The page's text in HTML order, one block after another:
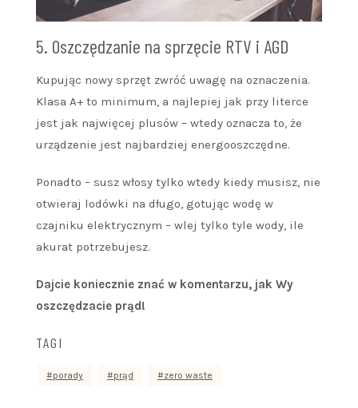
5. Oszczędzanie na sprzęcie RTV i AGD
Kupując nowy sprzęt zwróć uwagę na oznaczenia.
Klasa A+ to minimum, a najlepiej jak przy literce
jest jak najwięcej plusów – wtedy oznacza to, że
urządzenie jest najbardziej energooszczędne.
Ponadto – susz włosy tylko wtedy kiedy musisz, nie
otwieraj lodówki na długo, gotując wodę w
czajniku elektrycznym – wlej tylko tyle wody, ile
akurat potrzebujesz.
Dajcie koniecznie znać w komentarzu, jak Wy
oszczędzacie prąd!
TAGI
porady prąd zero waste